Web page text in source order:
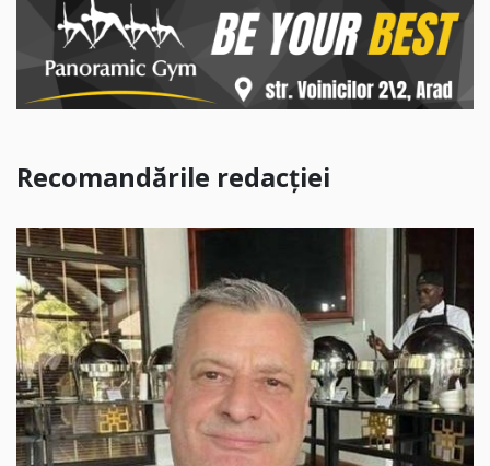
Recomandările redacției